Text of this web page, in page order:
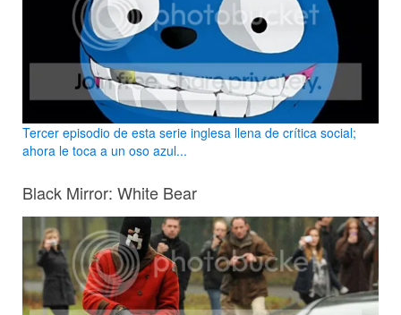
Tercer episodio de esta serie inglesa llena de crítica social;
ahora le toca a un oso azul...
Black Mirror: White Bear